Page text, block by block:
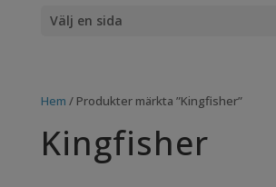
Välj en sida
Hem / Produkter märkta ”Kingfisher”
Kingfisher